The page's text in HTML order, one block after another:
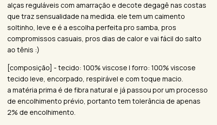
alças reguláveis com amarração e decote degagê nas costas
que traz sensualidade na medida. ele tem um caimento
soltinho, leve e é a escolha perfeita pro samba, pros
compromissos casuais, pros dias de calor e vai fácil do salto
ao tênis :)
[composição] - tecido: 100% viscose | forro: 100% viscose
tecido leve, encorpado, respirável e com toque macio.
a matéria prima é de fibra natural e já passou por um processo
de encolhimento prévio, portanto tem tolerância de apenas
2% de encolhimento.